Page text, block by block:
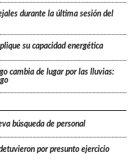
durante la última sesión del
su capacidad energética
cambia de lugar por las lluvias:
búsqueda de personal
por presunto ejercicio